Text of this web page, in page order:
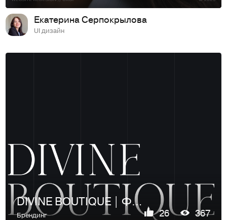
Екатерина Серпокрылова
UI дизайн
DIVINE BOUTIQUE | ФИРМЕННЫЙ СТИЛЬ БРЕНДА БЕЛЬЯ
Брендинг 26 367